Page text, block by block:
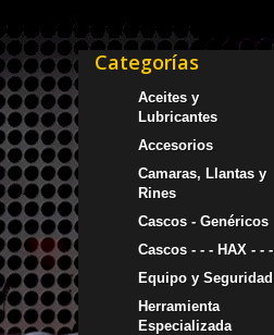
Categorías
Aceites y
Lubricantes
Accesorios
Camaras, Llantas y
Rines
Cascos - Genéricos
Cascos - - - HAX - - -
Equipo y Seguridad
Herramienta
Especializada